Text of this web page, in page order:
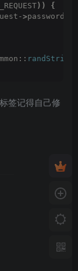
))
{
>password;
randString
签记得自己修